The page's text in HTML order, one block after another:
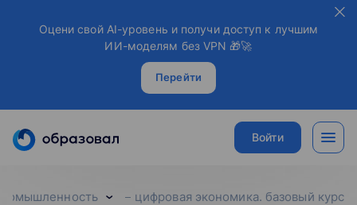
Оцени свой AI-уровень и получи доступ к лучшим
ИИ-моделям без VPN 🎁🚀
Перейти
Войти
цифровая экономика. базовый курс